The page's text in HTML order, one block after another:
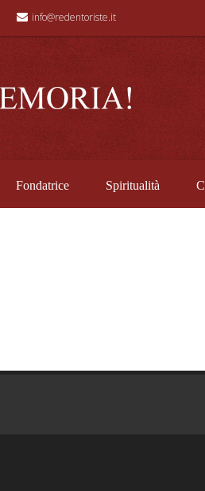
info@redentoriste.it
Fondatrice Spiritualità